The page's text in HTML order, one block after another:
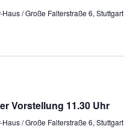
/ Große Falterstraße 6, Stuttgart
Vorstellung 11.30 Uhr
/ Große Falterstraße 6, Stuttgart